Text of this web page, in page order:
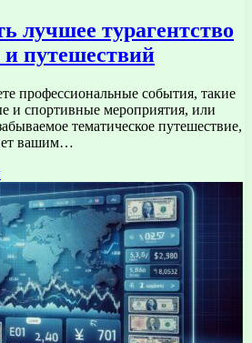
лучшее турагентство
и путешествий
профессиональные события, такие
и спортивные мероприятия, или
тематическое путешествие,
вашим…